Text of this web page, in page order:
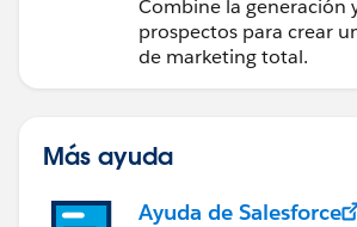
Marketing Cloud
Account Engagement
Combine la generación
prospectos para crear
de marketing total.
Más ayuda
Ayuda de Salesforce